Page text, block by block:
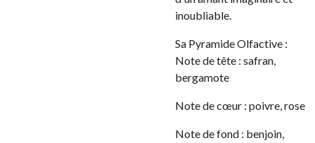
inoubliable.
Sa Pyramide Olfactive :
Note de tête : safran,
bergamote
Note de cœur : poivre, rose
Note de fond : benjoin,